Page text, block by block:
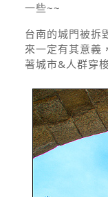
一些~~
台南的城門被拆
來一定有其意義
著城市&人群穿